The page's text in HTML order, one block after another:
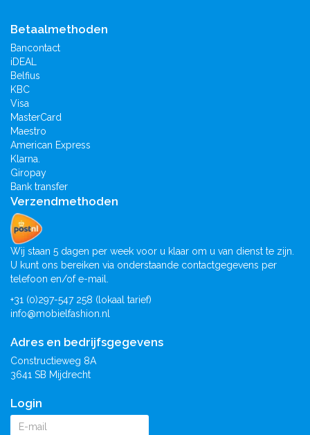
Betaalmethoden
Bancontact
iDEAL
Belfius
KBC
Visa
MasterCard
Maestro
American Express
Klarna.
Giropay
Bank transfer
Verzendmethoden
Wij staan 5 dagen per week voor u klaar om u van dienst te zijn.
U kunt ons bereiken via onderstaande contactgegevens per
telefoon en/of e-mail.
+31 (0)297-547 258 (lokaal tarief)
info@mobielfashion.nl
Adres en bedrijfsgegevens
Constructieweg 8A
3641 SB Mijdrecht
Login